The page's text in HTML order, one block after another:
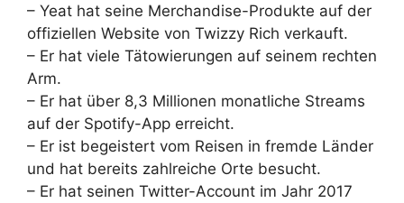
– Yeat hat seine Merchandise-Produkte auf der
offiziellen Website von Twizzy Rich verkauft.
– Er hat viele Tätowierungen auf seinem rechten
Arm.
– Er hat über 8,3 Millionen monatliche Streams
auf der Spotify-App erreicht.
– Er ist begeistert vom Reisen in fremde Länder
und hat bereits zahlreiche Orte besucht.
– Er hat seinen Twitter-Account im Jahr 2017